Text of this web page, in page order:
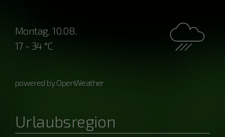
Montag, 10.08.
17 - 34 °C
powered by OpenWeather
Urlaubsregion